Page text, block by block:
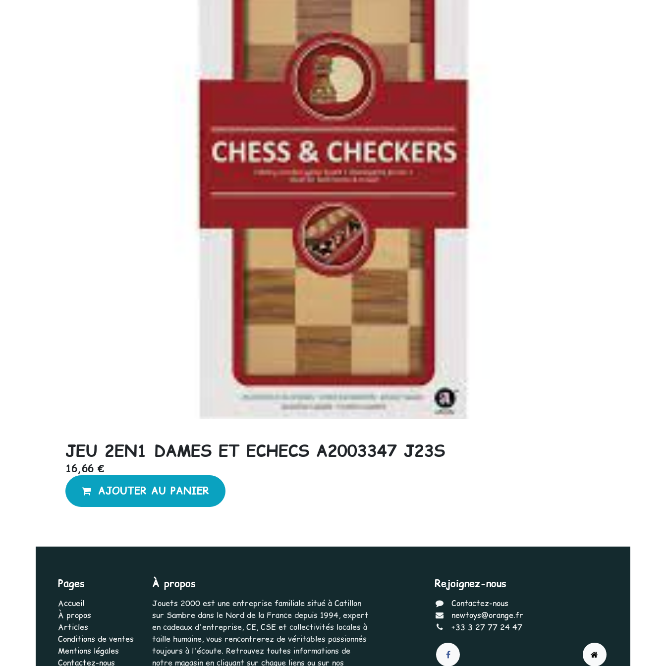
JEU 2EN1 DAMES ET ECHECS A2003347 J23S
16,66 €
AJOUTER AU PANIER
Pages
Accueil
À propos
Articles
Conditions de ventes
Mentions légales
Contactez-nous
À propos
Jouets 2000 est une entreprise familiale situé à Catillon
sur Sambre dans le Nord de la France depuis 1994, expert
en cadeaux d'entreprise, CE, CSE et collectivités locales à
taille humaine, vous rencontrerez de véritables passionnés
toujours à l'écoute. Retrouvez toutes informations de
notre magasin en cliquant sur chaque liens ou sur nos
Rejoignez-nous
Contactez-nous
newtoys@orange.fr
+33 3 27 77 24 47